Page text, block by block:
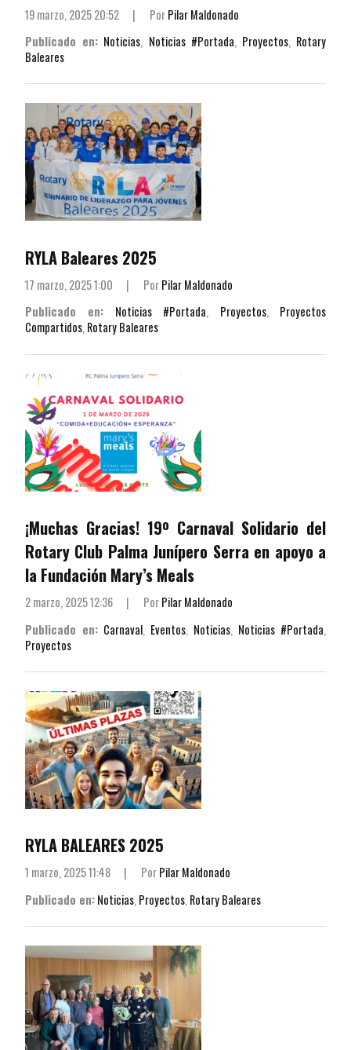
19 marzo, 2025 20:52 | PorPilar Maldonado
Publicado en: Noticias, Noticias #Portada, Proyectos, Rotary
Baleares
RYLA Baleares 2025
17 marzo, 2025 1:00 | PorPilar Maldonado
Publicado en:
Noticias #Portada, Proyectos, Proyectos
Compartidos,Rotary Baleares
¡Muchas Gracias! 19º Carnaval Solidario del
Rotary Club Palma Junípero Serra en apoyo a
la Fundación Mary’s Meals
2 marzo, 2025 12:36 | PorPilar Maldonado
Publicado en: Carnaval, Eventos, Noticias, Noticias #Portada,
Proyectos
RYLA BALEARES 2025
1 marzo, 2025 11:48 | PorPilar Maldonado
Publicado en:Noticias, Proyectos, Rotary Baleares